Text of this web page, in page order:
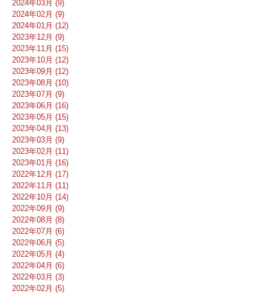
2024年03月 (9)
2024年02月 (9)
2024年01月 (12)
2023年12月 (9)
2023年11月 (15)
2023年10月 (12)
2023年09月 (12)
2023年08月 (10)
2023年07月 (9)
2023年06月 (16)
2023年05月 (15)
2023年04月 (13)
2023年03月 (9)
2023年02月 (11)
2023年01月 (16)
2022年12月 (17)
2022年11月 (11)
2022年10月 (14)
2022年09月 (9)
2022年08月 (8)
2022年07月 (6)
2022年06月 (5)
2022年05月 (4)
2022年04月 (6)
2022年03月 (3)
2022年02月 (5)